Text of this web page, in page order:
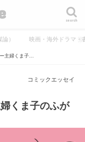
search
） 映画・海外ドラマ・
コミックエッセイ
くま子のふが